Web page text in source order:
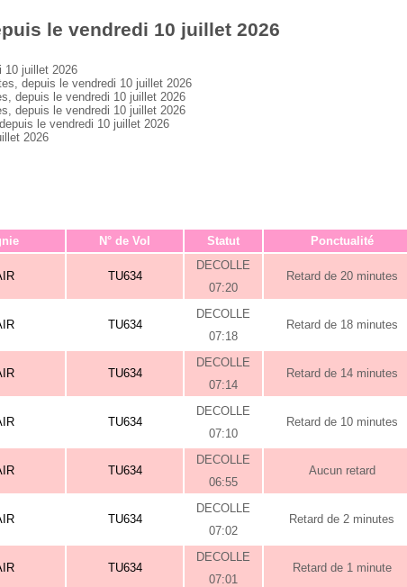
le vendredi 10 juillet 2026
10 juillet 2026
depuis le vendredi 10 juillet 2026
depuis le vendredi 10 juillet 2026
depuis le vendredi 10 juillet 2026
le vendredi 10 juillet 2026
2026
N° de Vol Statut Ponctualité
TU634
DECOLLE
07:20
Retard de 20 minutes
TU634
DECOLLE
07:18
Retard de 18 minutes
TU634
DECOLLE
07:14
Retard de 14 minutes
TU634
DECOLLE
07:10
Retard de 10 minutes
TU634
DECOLLE
06:55
Aucun retard
TU634
DECOLLE
07:02
Retard de 2 minutes
TU634
DECOLLE
07:01
Retard de 1 minute